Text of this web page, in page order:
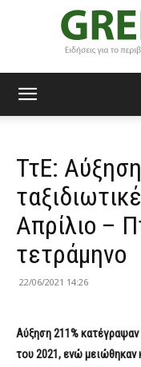
ΤτΕ:
Απρίλιο –
τετράμηνο
22/06/2021 14:26
Αύξηση 211% κατέγραψαν
του 2021, ενώ μειώθηκαν